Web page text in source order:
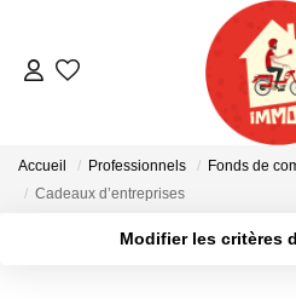
Accueil Professionnels Fonds de
Cadeaux d’entreprises
Modifier les critères